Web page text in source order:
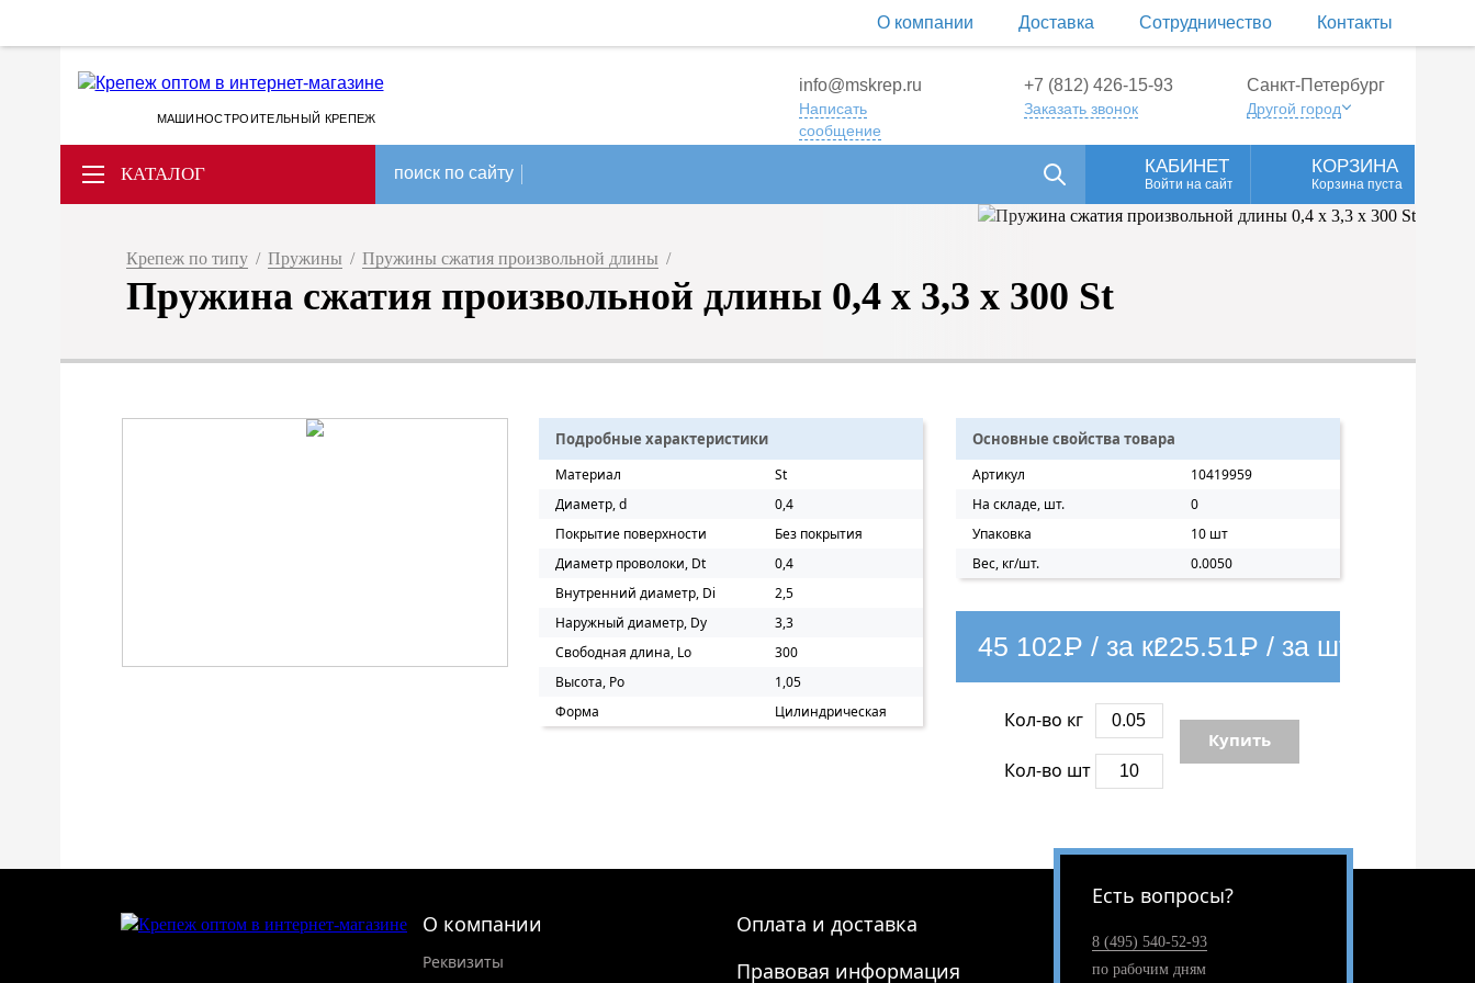
О компании Доставка Сотрудничество Контакты
МАШИНОСТРОИТЕЛЬНЫЙ КРЕПЕЖ
info@mskrep.ru
Написать
сообщение
+7 (812) 426-15-93
Заказать звонок
Санкт-Петербург
Другой город
КАТАЛОГ поиск по сайту КАБИНЕТ
Войти на сайт
КОРЗИНА
Корзина пуста
Крепеж по типу / Пружины / Пружины сжатия произвольной длины /
Пружина сжатия произвольной длины 0,4 х 3,3 х 300 St
Подробные характеристики
Материал
St
Диаметр, d
0,4
Покрытие поверхности
Без покрытия
Диаметр проволоки, Dt
0,4
Внутренний диаметр, Di
2,5
Наружный диаметр, Dy
3,3
Свободная длина, Lo
300
Высота, Po
1,05
Форма
Цилиндрическая
Основные свойства товара
Артикул
10419959
На складе, шт.
0
Упаковка
10 шт
Вес, кг/шт.
0.0050
45 102Р / за кг225.51Р / за шт
Кол-во кг
Кол-во шт
Купить
О компании
Реквизиты
Оплата и доставка
Правовая информация
Есть вопросы?
8 (495) 540-52-93
по рабочим дням